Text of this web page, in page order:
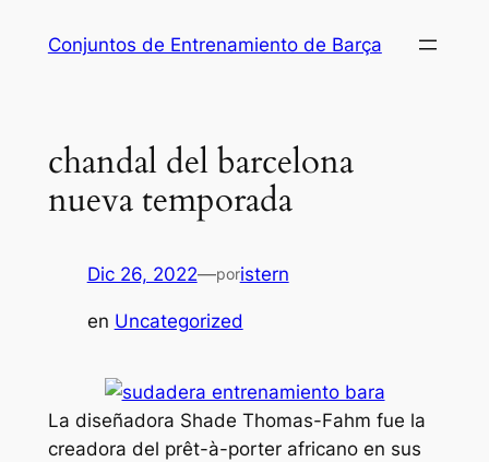
Conjuntos de Entrenamiento de Barça
chandal del barcelona
nueva temporada
Dic 26, 2022—poristern
en Uncategorized
La diseñadora Shade Thomas-Fahm fue la
creadora del prêt-à-porter africano en sus